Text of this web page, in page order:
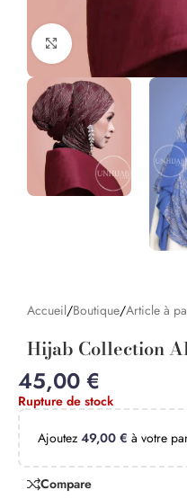
Click to enlarge
Accueil/Boutique/Article à
Hijab Collection
45,00 €
Rupture de stock
Ajoutez 49,00 € à votre
Compare